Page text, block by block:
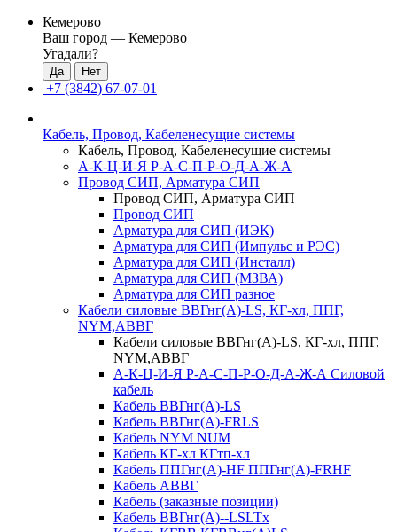
Кемерово
Ваш город — Кемерово
Угадали?
+7 (3842) 67-07-01
Кабель, Провод, Кабеленесущие системы
Кабель, Провод, Кабеленесущие системы
А-К-Ц-И-Я Р-А-С-П-Р-О-Д-А-Ж-А
Провод СИП, Арматура СИП
Провод СИП, Арматура СИП
Провод СИП
Арматура для СИП (ИЭК)
Арматура для СИП (Импульс и РЭС)
Арматура для СИП (Инсталл)
Арматура для СИП (МЗВА)
Арматура для СИП разное
Кабели силовые ВВГнг(А)-LS, КГ-хл, ППГ,
NYM,АВВГ
Кабели силовые ВВГнг(А)-LS, КГ-хл, ППГ,
NYM,АВВГ
А-К-Ц-И-Я Р-А-С-П-Р-О-Д-А-Ж-А Силовой
кабель
Кабель ВВГнг(А)-LS
Кабель ВВГнг(А)-FRLS
Кабель NYM NUM
Кабель КГ-хл КГтп-хл
Кабель ППГнг(А)-HF ППГнг(А)-FRHF
Кабель АВВГ
Кабель (заказные позиции)
Кабель ВВГнг(А)--LSLTx